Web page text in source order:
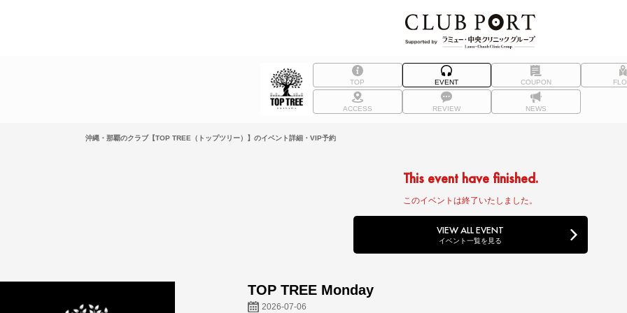
TOP EVENT COUPON
ACCESS REVIEW NEWS
沖縄・那覇のクラブ【TOP TREE（トップツリー）】のイベント詳細・VIP予約
This event have finished.
このイベントは終了いたしました。
VIEW ALL EVENT
イベント一覧を見る
TOP TREE Monday
2026-07-06